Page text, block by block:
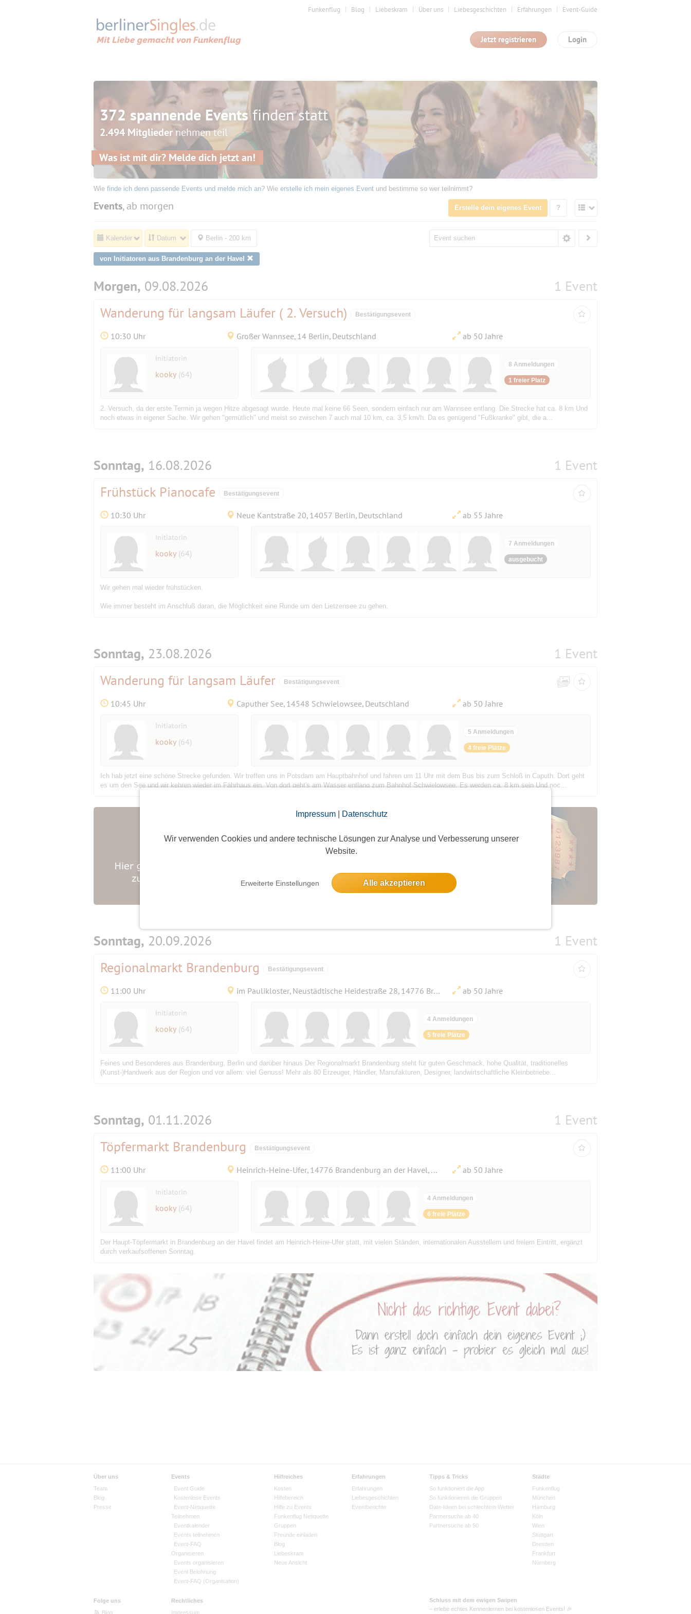
Impressum| Datenschutz
Wir verwenden Cookies und andere technische Lösungen zur Analyse und Verbesserung unserer
Website.
Erweiterte Einstellungen Alle akzeptieren
Funkenflug Blog Liebeskram Über uns Liebesgeschichten Erfahrungen Event-Guide
Login
Jetzt registrieren
372 spannende Eventsfinden statt
2.494 Mitgliedernehmen teil
Was ist mit dir? Melde dich jetzt an!
Wie finde ich denn passende Events und melde mich an? Wie erstelle ich mein eigenes Event und bestimme so wer teilnimmt?
Events, ab morgen Erstelle dein eigenes Event ?
Kalender Datum Berlin - 200 km
von Initiatoren aus Brandenburg an der Havel
Morgen, 09.08.2026
1 Event
Wanderung für langsam Läufer ( 2. Versuch)
Bestätigungsevent
10:30 Uhr Großer Wannsee, 14 Berlin, Deutschland ab 50 Jahre
Initiatorin
kooky (64)
8 Anmeldungen
1 freier Platz
2. Versuch, da der erste Termin ja wegen Hitze abgesagt wurde. Heute mal keine 66 Seen, sondern einfach nur am Wannsee entlang. Die Strecke hat ca. 8 km Und
noch etwas in eigener Sache. Wir gehen "gemütlich" und meist so zwischen 7 auch mal 10 km, ca. 3,5 km/h. Da es genügend "Fußkranke" gibt, die a...
Sonntag, 16.08.2026
1 Event
Frühstück Pianocafe
Bestätigungsevent
10:30 Uhr Neue Kantstraße 20, 14057 Berlin, Deutschland ab 55 Jahre
Initiatorin
kooky (64)
7 Anmeldungen
ausgebucht
Wir gehen mal wieder frühstücken.
Wie immer besteht im Anschluß daran, die Möglichkeit eine Runde um den Lietzensee zu gehen.
Sonntag, 23.08.2026
1 Event
Wanderung für langsam Läufer
Bestätigungsevent
10:45 Uhr Caputher See, 14548 Schwielowsee, Deutschland ab 50 Jahre
Initiatorin
kooky (64)
5 Anmeldungen
4 freie Plätze
Ich hab jetzt eine schöne Strecke gefunden. Wir treffen uns in Potsdam am Hauptbahnhof und fahren um 11 Uhr mit dem Bus bis zum Schloß in Caputh. Dort geht
es um den See und wir kehren wieder im Fährhaus ein. Von dort geht's am Wasser entlang zum Bahnhof Schwielowsee. Es werden ca. 8 km sein Und noc...
Sonntag, 20.09.2026
1 Event
Regionalmarkt Brandenburg
Bestätigungsevent
11:00 Uhr im Paulikloster, Neustädtische Heidestraße 28, 14776 Brandenburg an der Havel, Deutschland ab 50 Jahre
Initiatorin
kooky (64)
4 Anmeldungen
5 freie Plätze
Feines und Besonderes aus Brandenburg, Berlin und darüber hinaus Der Regionalmarkt Brandenburg steht für guten Geschmack, hohe Qualität, traditionelles
(Kunst-)Handwerk aus der Region und vor allem: viel Genuss! Mehr als 80 Erzeuger, Händler, Manufakturen, Designer, landwirtschaftliche Kleinbetriebe...
Sonntag, 01.11.2026
1 Event
Töpfermarkt Brandenburg
Bestätigungsevent
11:00 Uhr Heinrich-Heine-Ufer, 14776 Brandenburg an der Havel, Deutschland ab 50 Jahre
Initiatorin
kooky (64)
4 Anmeldungen
6 freie Plätze
Der Haupt-Töpfermarkt in Brandenburg an der Havel findet am Heinrich-Heine-Ufer statt, mit vielen Ständen, internationalen Ausstellern und freiem Eintritt, ergänzt
durch verkaufsoffenen Sonntag.
Über uns
Team
Blog
Presse
Events
Event Guide
Kostenlose Events
Event-Netiquette
Teilnehmen
Eventkalender
Events teilnehmen
Event-FAQ
Organisieren
Events organisieren
Event Belohnung
Event-FAQ (Organisation)
Hilfreiches
Kosten
Hilfebereich
Hilfe zu Events
Funkenflug Netiquette
Gruppen
Freunde einladen
Blog
Liebeskram
Neue Ansicht
Erfahrungen
Erfahrungen
Liebesgeschichten
Eventberichte
Tipps & Tricks
So funktioniert die App
So funktionieren die Gruppen
Date-Ideen bei schlechtem Wetter
Partnersuche ab 40
Partnersuche ab 50
Städte
Funkenflug
München
Hamburg
Köln
Wien
Stuttgart
Dresden
Frankfurt
Nürnberg
Folge uns
Blog
Rechtliches
Impressum
Schluss mit dem ewigen Swipen
– erlebe echtes Kennenlernen bei kostenlosen Events! 🎉